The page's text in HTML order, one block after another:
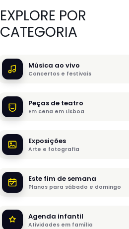
EXPLORE POR
CATEGORIA
Música ao vivo
Concertos e festivais
Peças de teatro
Em cena em Lisboa
Exposições
Arte e fotografia
Este fim de semana
Planos para sábado e domingo
Agenda infantil
Atividades em família